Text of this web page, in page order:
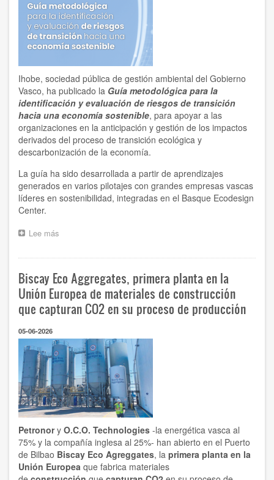
Ihobe, sociedad pública de gestión ambiental del Gobierno
Vasco, ha publicado la Guía metodológica para la
identificación y evaluación de riesgos de transición
hacia una economía sostenible, para apoyar a las
organizaciones en la anticipación y gestión de los impactos
derivados del proceso de transición ecológica y
descarbonización de la economía.
La guía ha sido desarrollada a partir de aprendizajes
generados en varios pilotajes con grandes empresas vascas
líderes en sostenibilidad, integradas en el Basque Ecodesign
Center.
Lee más
guía
anticipar
y
riesgos
de
transición
de
las
empresas
hacia
una
economía
sostenible
Biscay Eco Aggregates, primera planta en la
Unión Europea de materiales de construcción
que capturan CO2 en su proceso de producción
05-06-2026
Petronory O.C.O. Technologies -la energética vasca al
75% y la compañía inglesa al 25%- han abierto en el Puerto
de Bilbao Biscay Eco Agreggates, la primera planta en la
Unión Europea que fabrica materiales